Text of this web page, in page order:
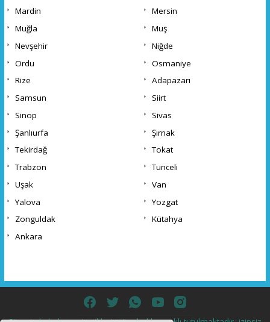
Mardin
Mersin
Muğla
Muş
Nevşehir
Niğde
Ordu
Osmaniye
Rize
Adapazarı
Samsun
Siirt
Sinop
Sivas
Şanlıurfa
Şırnak
Tekirdağ
Tokat
Trabzon
Tunceli
Uşak
Van
Yalova
Yozgat
Zonguldak
Kütahya
Ankara